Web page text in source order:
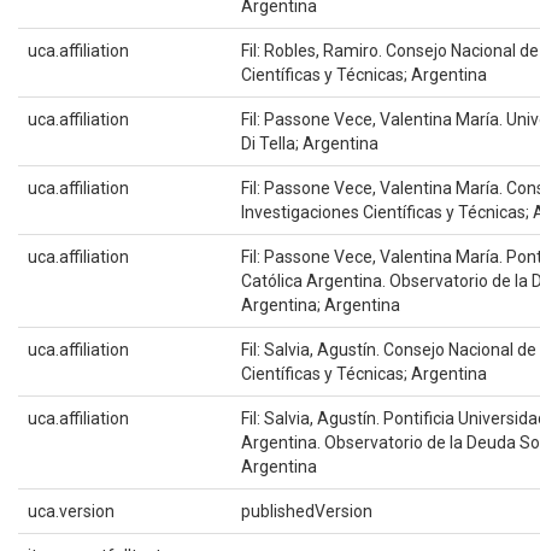
Argentina
uca.affiliation
Fil: Robles, Ramiro. Consejo Nacional
Científicas y Técnicas; Argentina
uca.affiliation
Fil: Passone Vece, Valentina María.
Di Tella; Argentina
uca.affiliation
Fil: Passone Vece, Valentina María.
Investigaciones Científicas y Técnicas;
uca.affiliation
Fil: Passone Vece, Valentina María.
Católica Argentina. Observatorio de la
Argentina; Argentina
uca.affiliation
Fil: Salvia, Agustín. Consejo Nacional
Científicas y Técnicas; Argentina
uca.affiliation
Fil: Salvia, Agustín. Pontificia
Argentina. Observatorio de la Deuda
Argentina
uca.version publishedVersion